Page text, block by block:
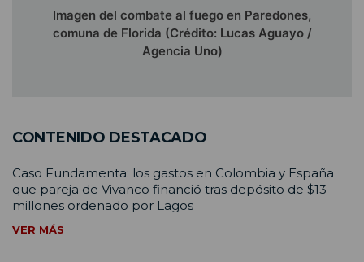
Imagen del combate al fuego en Paredones,
comuna de Florida (Crédito: Lucas Aguayo /
Agencia Uno)
CONTENIDO DESTACADO
Caso Fundamenta: los gastos en Colombia y España
que pareja de Vivanco financió tras depósito de $13
millones ordenado por Lagos
VER MÁS